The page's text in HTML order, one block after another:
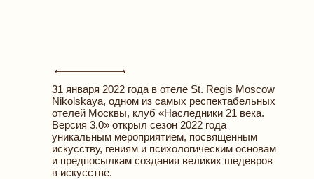
31 января 2022 года в отеле St. Regis Moscow
Nikolskaya, одном из самых респектабельных
отелей Москвы, клуб «Наследники 21 века.
Версия 3.0» открыл сезон 2022 года
уникальным мероприятием, посвященным
искусству, гениям и психологическим основам
и предпосылкам создания великих шедевров
в искусстве.